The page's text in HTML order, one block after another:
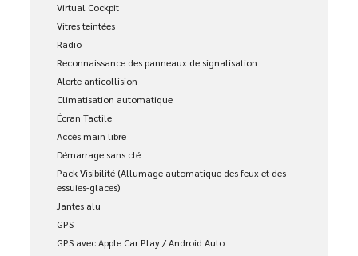
Virtual Cockpit
Vitres teintées
Radio
Reconnaissance des panneaux de signalisation
Alerte anticollision
Climatisation automatique
Écran Tactile
Accès main libre
Démarrage sans clé
Pack Visibilité (Allumage automatique des feux et des
essuies-glaces)
Jantes alu
GPS
GPS avec Apple Car Play / Android Auto